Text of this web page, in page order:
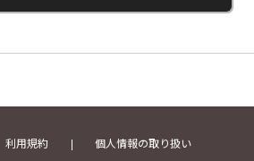
利用規約 個人情報の取り扱い